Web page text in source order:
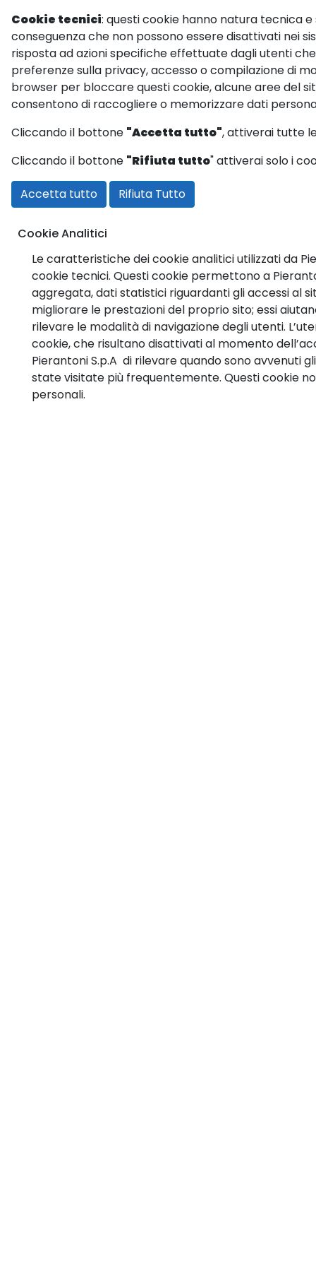
Cookie tecnici: questi cookie hanno natura tecnica
conseguenza che non possono essere disattivati nei
risposta ad azioni specifiche effettuate dagli utenti
preferenze sulla privacy, accesso o compilazione di
browser per bloccare questi cookie, alcune aree del
consentono di raccogliere o memorizzare dati
Cliccando il bottone "Accetta tutto", attiverai tutte
Cliccando il bottone "Rifiuta tutto" attiverai solo i
Accetta tutto Rifiuta Tutto
Cookie Analitici
Le caratteristiche dei cookie analitici utilizzati da
cookie tecnici. Questi cookie permettono a
aggregata, dati statistici riguardanti gli accessi al
migliorare le prestazioni del proprio sito; essi
rilevare le modalità di navigazione degli utenti.
cookie, che risultano disattivati al momento
Pierantoni S.p.A di rilevare quando sono avvenuti
state visitate più frequentemente. Questi cookie
personali.